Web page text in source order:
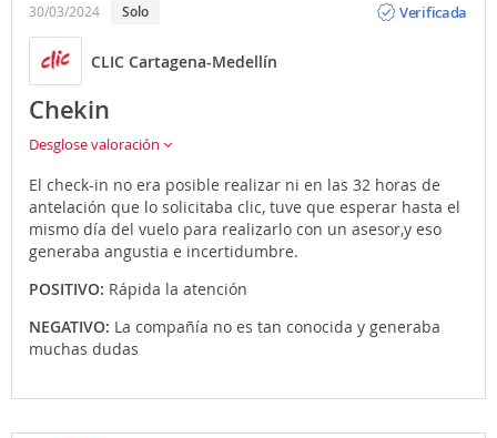
30/03/2024 solo
Verificada
CLIC Cartagena-Medellín
Chekin
Desglose valoración
El check-in no era posible realizar ni en las 32 horas de
antelación que lo solicitaba clic, tuve que esperar hasta el
mismo día del vuelo para realizarlo con un asesor,y eso
generaba angustia e incertidumbre.
POSITIVO: Rápida la atención
NEGATIVO: La compañía no es tan conocida y generaba
muchas dudas